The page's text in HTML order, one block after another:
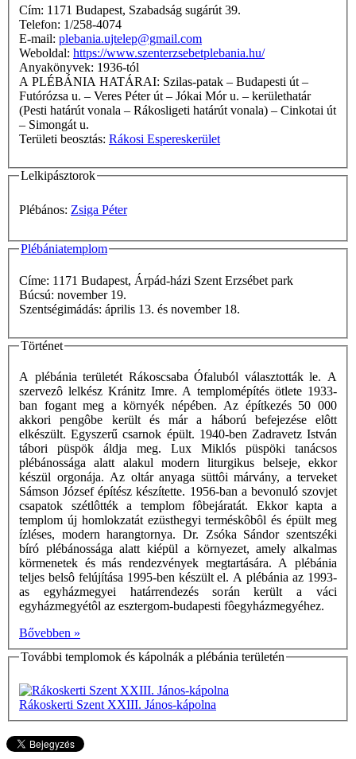
Cím: 1171 Budapest, Szabadság sugárút 39.
Telefon: 1/258-4074
E-mail: plebania.ujtelep@gmail.com
Weboldal: https://www.szenterzsebetplebania.hu/
Anyakönyvek: 1936-tól
A PLÉBÁNIA HATÁRAI: Szilas-patak – Budapesti út –
Futórózsa u. – Veres Péter út – Jókai Mór u. – kerülethatár
(Pesti határút vonala – Rákosligeti határút vonala) – Cinkotai út
– Simongát u.
Területi beosztás: Rákosi Espereskerület
Lelkipásztorok
Plébános: Zsiga Péter
Plébániatemplom
Címe: 1171 Budapest, Árpád-házi Szent Erzsébet park
Búcsú: november 19.
Szentségimádás: április 13. és november 18.
Történet
A plébánia területét Rákoscsaba Ófaluból választották le. A
szervezô lelkész Kránitz Imre. A templomépítés ötlete 1933-
ban fogant meg a környék népében. Az építkezés 50 000
akkori pengôbe került és már a háború befejezése elôtt
elkészült. Egyszerű csarnok épült. 1940-ben Zadravetz István
tábori püspök áldja meg. Lux Miklós püspöki tanácsos
plébánossága alatt alakul modern liturgikus belseje, ekkor
készül orgonája. Az oltár anyaga süttôi márvány, a terveket
Sámson József építész készítette. 1956-ban a bevonuló szovjet
csapatok szétlôtték a templom fôbejáratát. Ekkor kapta a
templom új homlokzatát ezüsthegyi terméskôbôl és épült meg
ízléses, modern harangtornya. Dr. Zsóka Sándor szentszéki
bíró plébánossága alatt kiépül a környezet, amely alkalmas
körmenetek és más rendezvények megtartására. A plébánia
teljes belsô felújítása 1995-ben készült el. A plébánia az 1993-
as egyházmegyei határrendezés során került a váci
egyházmegyétôl az esztergom-budapesti fôegyházmegyéhez.
Bővebben »
További templomok és kápolnák a plébánia területén
Rákoskerti Szent XXIII. János-kápolna